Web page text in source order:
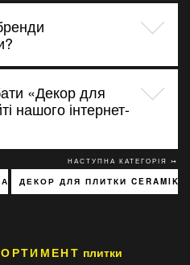
«Декор для
нашого інтернет-
НАСТУПНА КАТЕГОРІЯ ↣
ДЕКОР ДЛЯ ПЛИТКИ CERAMIKA
плитки